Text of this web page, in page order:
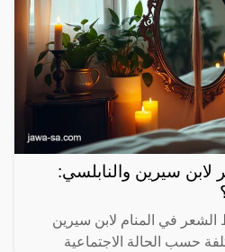
سيرين والنابلسي:
في المنام لابن سيرين
حسب الحالة الاجتماعية